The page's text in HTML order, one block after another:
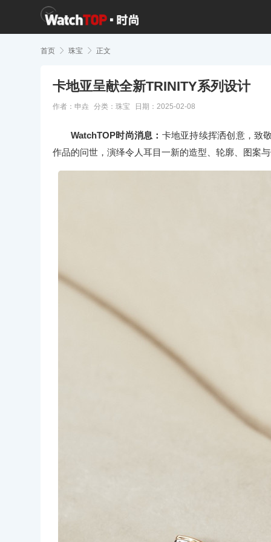
首页  珠宝  正文
卡地亚呈献全新TRINITY系列设计
作者：申垚 分类： 珠宝 日期：2025-02-08
WatchTOP时尚消息： 卡地亚持续挥洒创意，致
作品的问世，演绎令人耳目一新的造型、轮廓、图案